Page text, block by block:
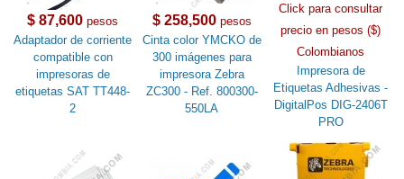
$ 87,600 pesos
Adaptador de corriente
compatible con
impresoras de
etiquetas SAT TT448-
2
$ 258,500pesos
Cinta color YMCKO de
300 imágenes para
impresora Zebra
ZC300 - Ref. 800300-
550LA
Click para consultar
precio en pesos ($)
Colombianos
Impresora de
Etiquetas Adhesivas -
DigitalPos DIG-2406T
PRO